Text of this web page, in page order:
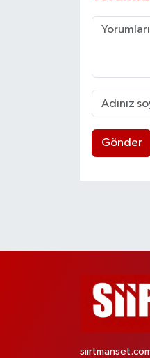
Gönder